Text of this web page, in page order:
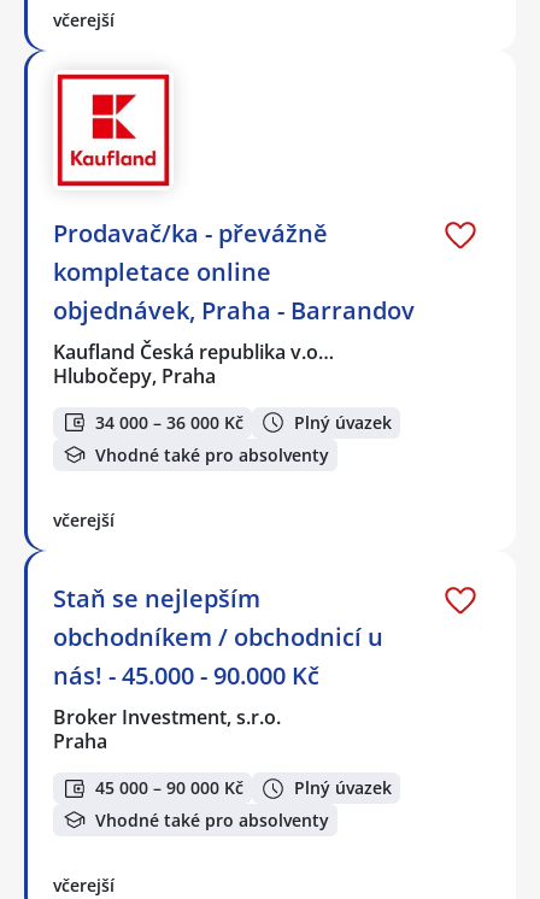
včerejší
Prodavač/ka - převážně
kompletace online
objednávek, Praha - Barrandov
Kaufland Česká republika v.o…
Hlubočepy, Praha
34 000 – 36 000 Kč
Plný úvazek
Vhodné také pro absolventy
včerejší
Staň se nejlepším
obchodníkem / obchodnicí u
nás! - 45.000 - 90.000 Kč
Broker Investment, s.r.o.
Praha
45 000 – 90 000 Kč
Plný úvazek
Vhodné také pro absolventy
včerejší